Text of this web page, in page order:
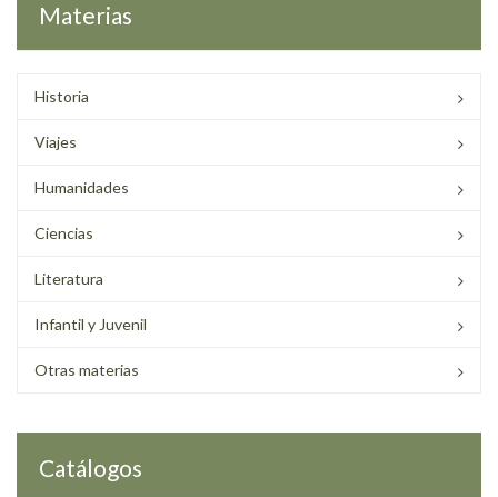
Materias
Historia
Viajes
Humanidades
Ciencias
Literatura
Infantil y Juvenil
Otras materias
Catálogos